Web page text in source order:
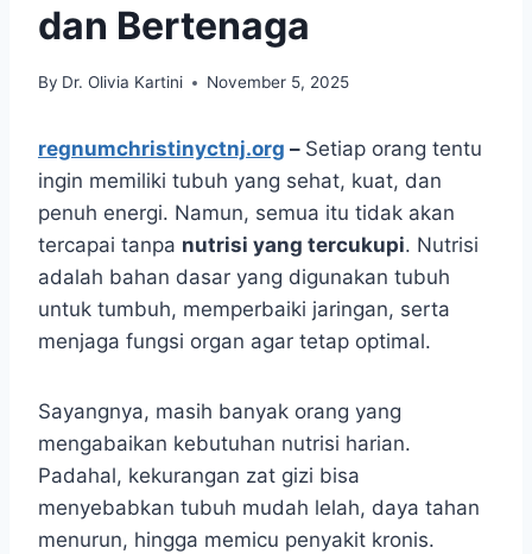
dan Bertenaga
By Dr. Olivia Kartini November 5, 2025
regnumchristinyctnj.org – Setiap orang tentu
ingin memiliki tubuh yang sehat, kuat, dan
penuh energi. Namun, semua itu tidak akan
tercapai tanpa nutrisi yang tercukupi. Nutrisi
adalah bahan dasar yang digunakan tubuh
untuk tumbuh, memperbaiki jaringan, serta
menjaga fungsi organ agar tetap optimal.
Sayangnya, masih banyak orang yang
mengabaikan kebutuhan nutrisi harian.
Padahal, kekurangan zat gizi bisa
menyebabkan tubuh mudah lelah, daya tahan
menurun, hingga memicu penyakit kronis.